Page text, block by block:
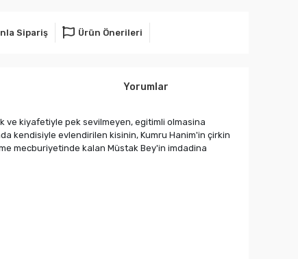
Sipariş Ürün Önerileri
Yorumlar
ve kiyafetiyle pek sevilmeyen, egitimli olmasina
kendisiyle evlendirilen kisinin, Kumru Hanim'in çirkin
mecburiyetinde kalan Müstak Bey'in imdadina